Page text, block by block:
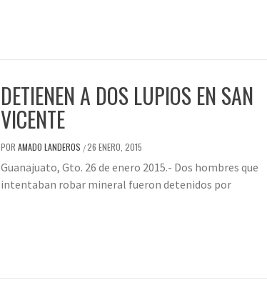
DETIENEN A DOS LUPIOS EN SAN
VICENTE
POR AMADO LANDEROS /26 ENERO, 2015
Guanajuato, Gto. 26 de enero 2015.- Dos hombres que
intentaban robar mineral fueron detenidos por